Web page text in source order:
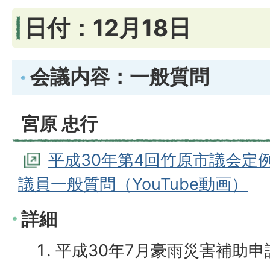
日付：12月18日
会議内容：一般質問
宮原 忠行
平成30年第4回竹原市議会定
議員一般質問（YouTube動画）
詳細
平成30年7月豪雨災害補助